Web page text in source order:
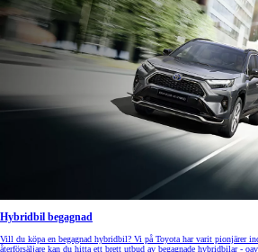
Hybridbil begagnad
Vill du köpa en begagnad hybridbil? Vi på Toyota har varit pionjärer
återförsäljare kan du hitta ett brett utbud av begagnade hybridbilar -